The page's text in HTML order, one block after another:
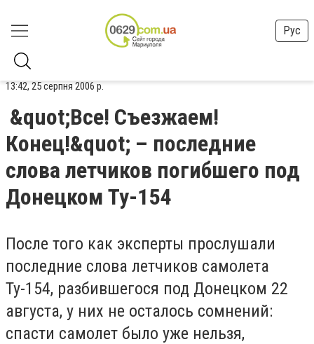
Рус
13:42, 25 серпня 2006 р.
&quot;Все! Съезжаем!
Конец!&quot; – последние
слова летчиков погибшего под
Донецком Ту-154
После того как эксперты прослушали
последние слова летчиков самолета
Ту-154, разбившегося под Донецком 22
августа, у них не осталось сомнений:
спасти самолет было уже нельзя,